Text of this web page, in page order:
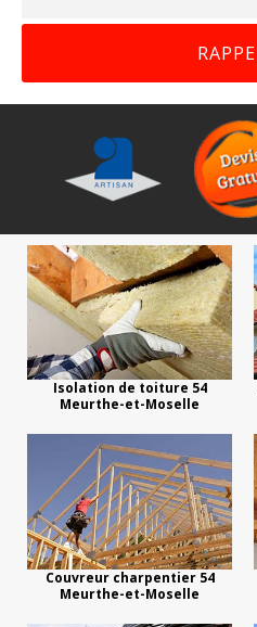
Isolation de toiture 54
Meurthe-et-Moselle
Couvreur charpentier 54
Meurthe-et-Moselle